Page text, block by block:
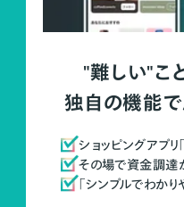
"難しい"こ
独自の機能
ショッピングアプリ
その場で資金調達
「シンプルでわか